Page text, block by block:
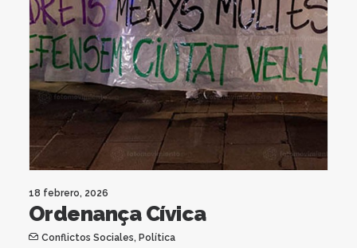
18 febrero, 2026
Ordenança Cívica
Conflictos Sociales, Política